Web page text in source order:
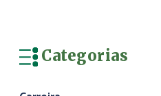
Categorias